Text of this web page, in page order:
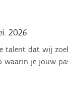
2026
talent dat wij
waarin je jouw